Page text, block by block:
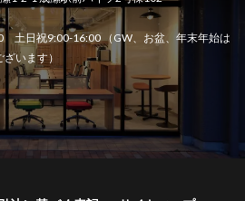
土日祝9:00-16:00 （GW、お盆、年末年始は
います）